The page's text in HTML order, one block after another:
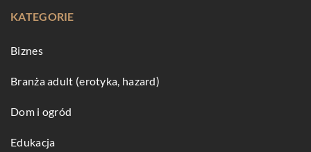
KATEGORIE
Biznes
Branża adult (erotyka, hazard)
Dom i ogród
Edukacja